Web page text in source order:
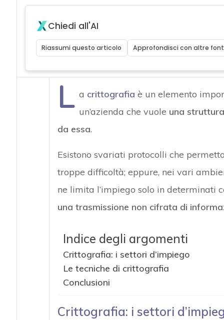
Chiedi all'AI
Riassumi questo articolo Approfondisci con altre
L a crittografia è un elemento
un’azienda che vuole una
da essa.
Esistono svariati protocolli che
troppe difficoltà; eppure, nei vari
ne limita l’impiego solo in determinati
una trasmissione non cifrata di
Indice degli argomenti
Crittografia: i settori d’impiego
Le tecniche di crittografia
Conclusioni
Crittografia: i settori